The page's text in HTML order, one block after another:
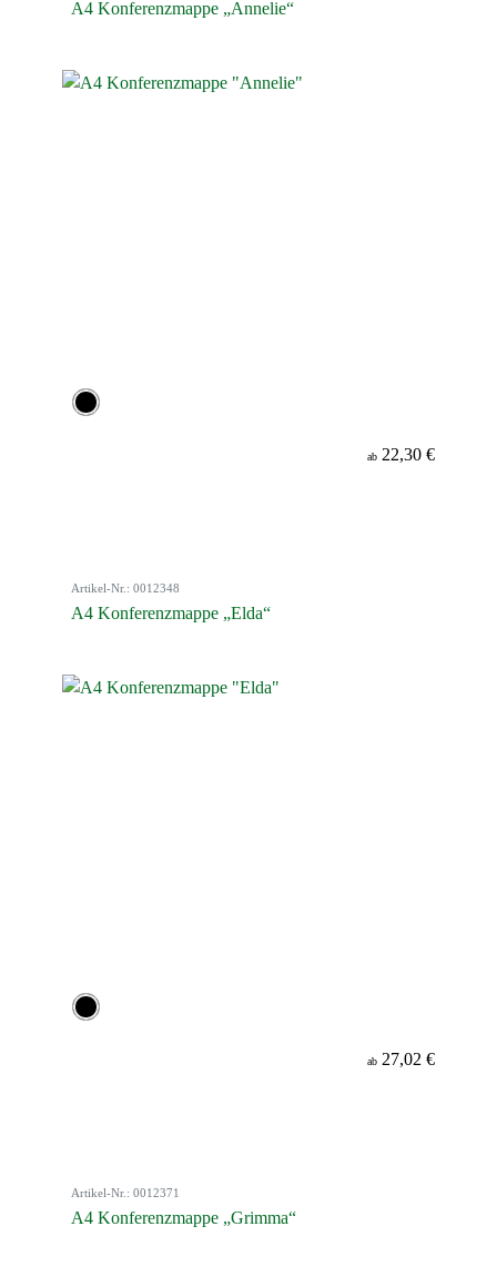
A4 Konferenzmappe „Annelie“
ab 22,30 €
Artikel-Nr.: 0012348
A4 Konferenzmappe „Elda“
ab 27,02 €
Artikel-Nr.: 0012371
A4 Konferenzmappe „Grimma“